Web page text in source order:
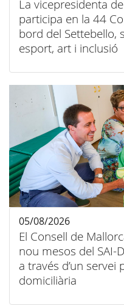
La vicepresidenta
participa en la 44
bord del Settebello,
esport, art i inclusió
El Consell de
nou mesos del SAI-
a través d’un servei
domiciliària
05/08/2026